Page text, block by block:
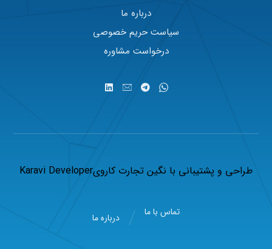
درباره ما
سیاست حریم خصوصی
درخواست مشاوره
طراحی و پشتیبانی با نگین تجارت کارویKaravi Developer
تماس با ما درباره ما